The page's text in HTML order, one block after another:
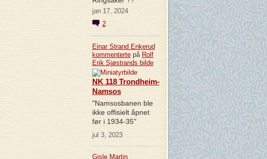
jan 17, 2024
2
Einar Strand Enkerud
kommentertepå Rolf
Erik Sjøstrandsbilde
NK 118 Trondheim-
Namsos
"Namsosbanen ble
ikke offisielt åpnet
før i 1934-35"
jul 3, 2023
Gisle Martin